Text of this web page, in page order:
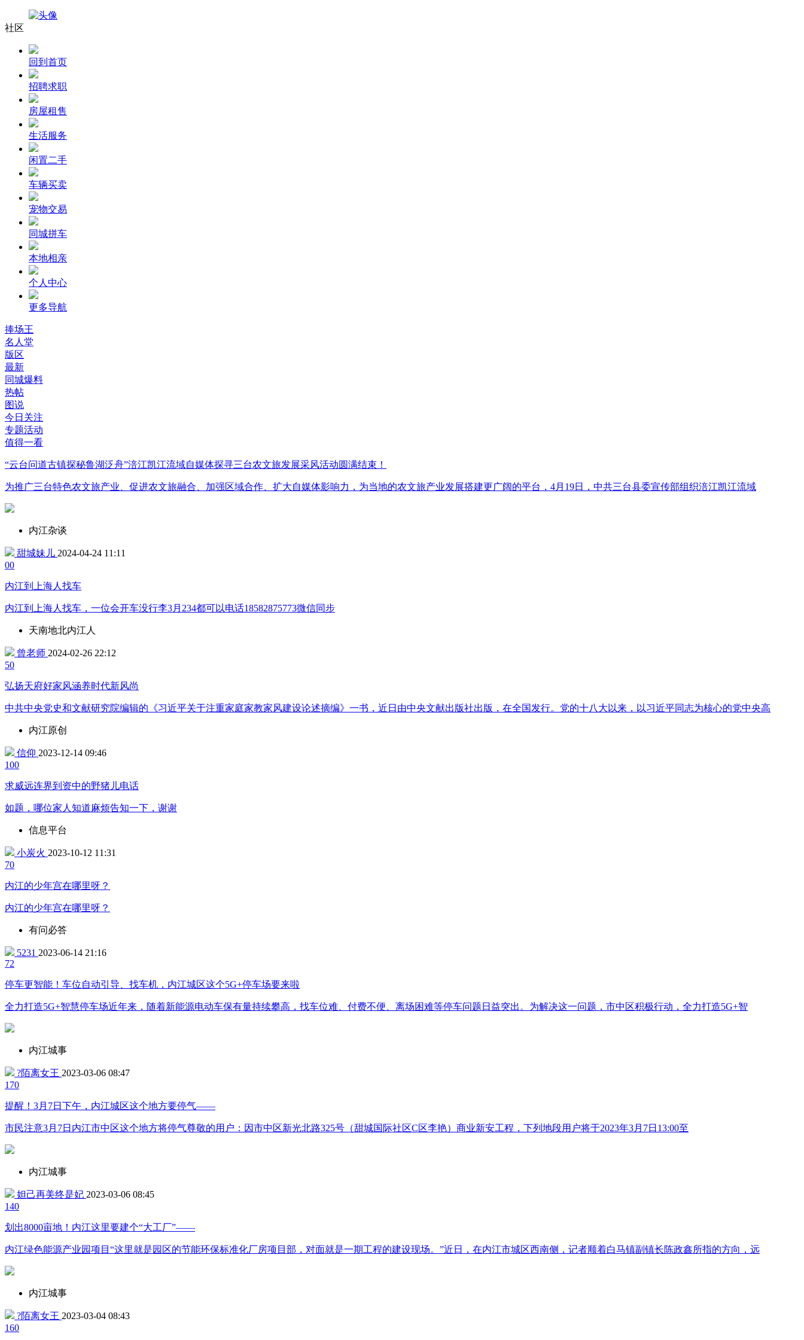
社区
回到首页
招聘求职
房屋租售
生活服务
闲置二手
车辆买卖
宠物交易
同城拼车
本地相亲
个人中心
更多导航
捧场王
名人堂
版区
最新
同城爆料
热帖
图说
今日关注
专题活动
值得一看
“云台问道古镇探秘鲁湖泛舟”涪江凯江流域自媒体探寻三台农文旅发展采风活动圆满结束！
为推广三台特色农文旅产业、促进农文旅融合、加强区域合作、扩大自媒体影响力，为当地的农文旅产业发展搭建更广阔的平台，4月19日，中共三台县委宣传部组织涪江凯江流域
内江杂谈
甜城妹儿 2024-04-24 11:11
00
内江到上海人找车
内江到上海人找车，一位会开车没行李3月234都可以电话18582875773微信同步
天南地北内江人
曾老师 2024-02-26 22:12
50
弘扬天府好家风涵养时代新风尚
中共中央党史和文献研究院编辑的《习近平关于注重家庭家教家风建设论述摘编》一书，近日由中央文献出版社出版，在全国发行。党的十八大以来，以习近平同志为核心的党中央高
内江原创
信仰 2023-12-14 09:46
100
求威远连界到资中的野猪儿电话
如题，哪位家人知道麻烦告知一下，谢谢
信息平台
小炭火 2023-10-12 11:31
70
内江的少年宫在哪里呀？
内江的少年宫在哪里呀？
有问必答
5231 2023-06-14 21:16
72
停车更智能！车位自动引导、找车机，内江城区这个5G+停车场要来啦
全力打造5G+智慧停车场近年来，随着新能源电动车保有量持续攀高，找车位难、付费不便、离场困难等停车问题日益突出。为解决这一问题，市中区积极行动，全力打造5G+智
内江城事
?陌离女王 2023-03-06 08:47
170
提醒！3月7日下午，内江城区这个地方要停气——
市民注意3月7日内江市中区这个地方将停气尊敬的用户：因市中区新光北路325号（甜城国际社区C区李艳）商业新安工程，下列地段用户将于2023年3月7日13:00至
内江城事
妲己再美终是妃 2023-03-06 08:45
140
划出8000亩地！内江这里要建个“大工厂”——
内江绿色能源产业园项目“这里就是园区的节能环保标准化厂房项目部，对面就是一期工程的建设现场。”近日，在内江市城区西南侧，记者顺着白马镇副镇长陈政鑫所指的方向，远
内江城事
?陌离女王 2023-03-04 08:43
160